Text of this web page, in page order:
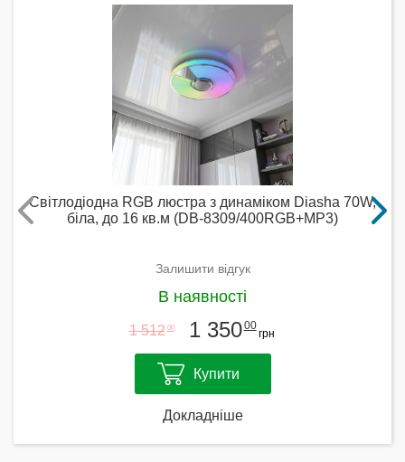
Світлодіодна RGB люстра з динаміком Diasha 70W,
біла, до 16 кв.м (DB-8309/400RGB+MP3)
Залишити відгук
В наявності
1 512 00 1 35000
грн
Купити
Докладніше